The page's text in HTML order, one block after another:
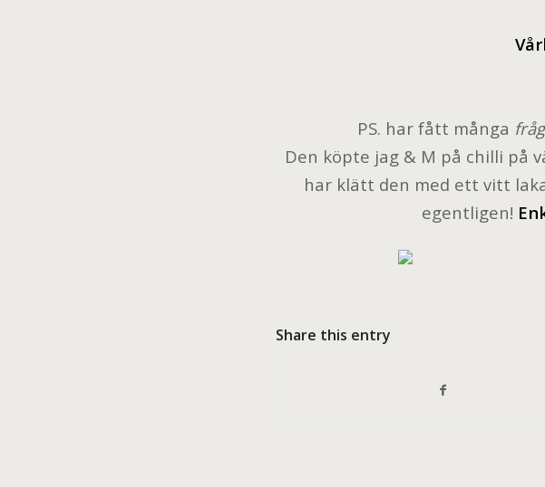
PS. har fått många
Den köpte jag & M på chilli på
har klätt den med ett vitt
egentligen!
Share this entry